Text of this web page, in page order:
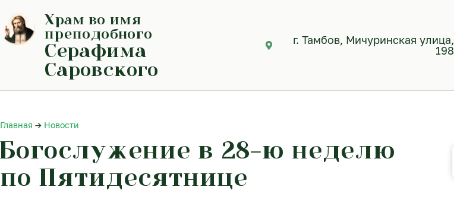
содержимому
Храм во имя
преподобного
Серафима
Саровского
г. Тамбов, Мичуринская улица,
198
Главная → Новости
Богослужение в 28-ю неделю
по Пятидесятнице